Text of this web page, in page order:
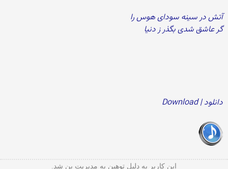
آتش در سینه سودای هوس را
گر عاشق شدی بگذر ز دنیا
دانلود | Download
این کاربر به دلیل توهین به مدیریت بن شد.